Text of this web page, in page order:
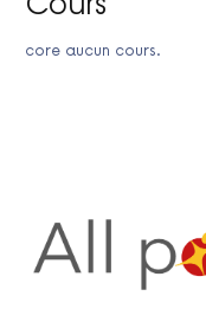
Encore aucun cours.